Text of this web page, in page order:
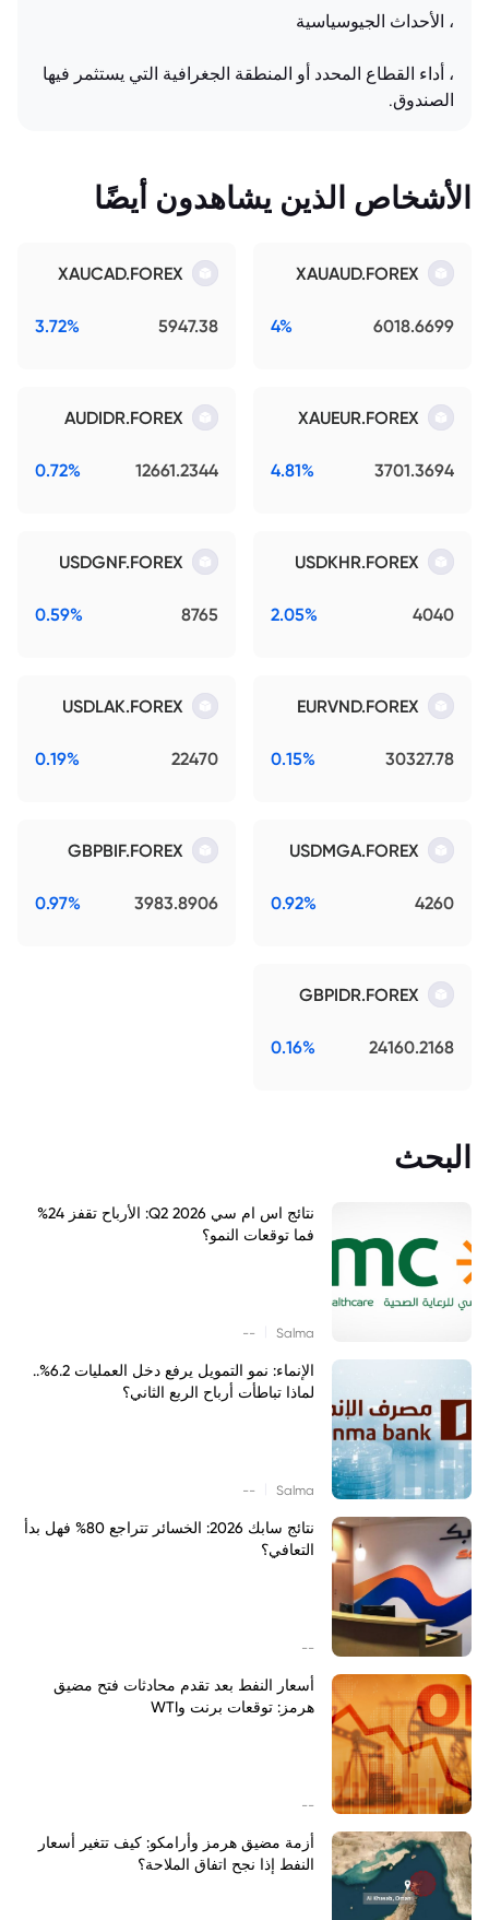
، الأحداث الجيوسياسية
، أداء القطاع المحدد أو المنطقة الجغرافية التي يستثمر فيها
الصندوق.
الأشخاص الذين يشاهدون أيضًا
XAUAUD.FOREX
6018.6699
4%
XAUCAD.FOREX
5947.38
3.72%
XAUEUR.FOREX
3701.3694
4.81%
AUDIDR.FOREX
12661.2344
0.72%
USDKHR.FOREX
4040
2.05%
USDGNF.FOREX
8765
0.59%
EURVND.FOREX
30327.78
0.15%
USDLAK.FOREX
22470
0.19%
USDMGA.FOREX
4260
0.92%
GBPBIF.FOREX
3983.8906
0.97%
GBPIDR.FOREX
24160.2168
0.16%
البحث
نتائج اس ام سي Q2 2026: الأرباح تقفز 24%
فما توقعات النمو؟
Salma
--
الإنماء: نمو التمويل يرفع دخل العمليات 6.2%..
لماذا تباطأت أرباح الربع الثاني؟
Salma
--
نتائج سابك 2026: الخسائر تتراجع 80% فهل بدأ
التعافي؟
--
أسعار النفط بعد تقدم محادثات فتح مضيق
هرمز: توقعات برنت وWTI
--
أزمة مضيق هرمز وأرامكو: كيف تتغير أسعار
النفط إذا نجح اتفاق الملاحة؟